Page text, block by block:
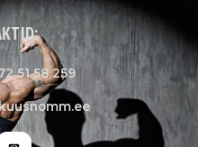
51 58 259